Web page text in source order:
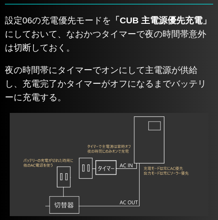
設定06の充電優先モードを 「CUB 主電源優先充電」
にしておいて、なおかつタイマーで夜の時間帯意外
は切断しておく。
夜の時間帯にタイマーでオンにして主電源が供給
し、充電完了かタイマーがオフになるまでバッテリ
ーに充電する。